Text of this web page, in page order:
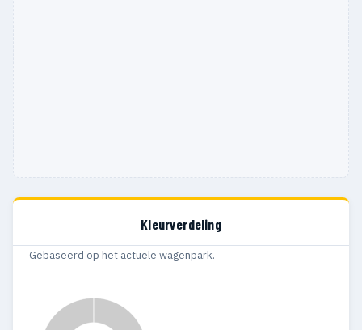
Kleurverdeling
Gebaseerd op het actuele wagenpark.